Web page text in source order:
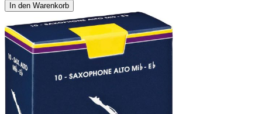
In den Warenkorb